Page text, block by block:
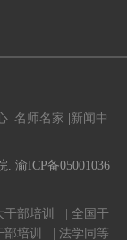
名师名家 新闻中
渝ICP备05001036
干部培训 |
全国干
部培训 | 法学同等